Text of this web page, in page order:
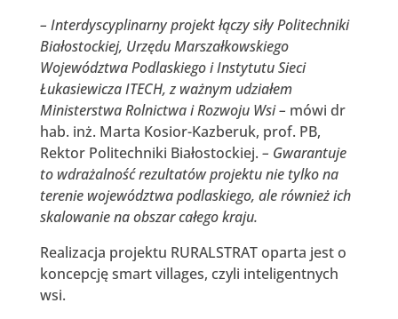
– Interdyscyplinarny projekt łączy siły Politechniki
Białostockiej, Urzędu Marszałkowskiego
Województwa Podlaskiego i Instytutu Sieci
Łukasiewicza ITECH, z ważnym udziałem
Ministerstwa Rolnictwa i Rozwoju Wsi – mówi dr
hab. inż. Marta Kosior-Kazberuk, prof. PB,
Rektor Politechniki Białostockiej. – Gwarantuje
to wdrażalność rezultatów projektu nie tylko na
terenie województwa podlaskiego, ale również ich
skalowanie na obszar całego kraju.
Realizacja projektu RURALSTRAT oparta jest o
koncepcję smart villages, czyli inteligentnych
wsi.